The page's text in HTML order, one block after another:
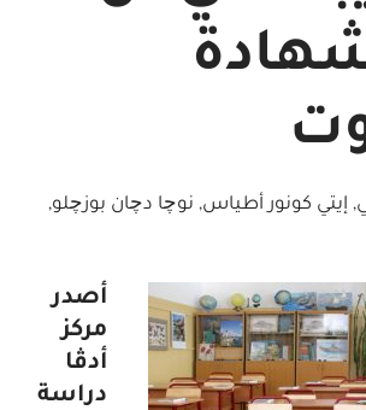
كونور أطياس, نوچا دچان بوزچلو,
أصدر
مركز
أدڤا
دراسة